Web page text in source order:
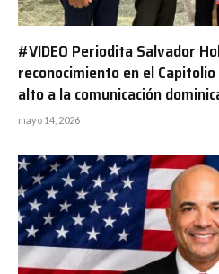
#VIDEO Periodita Salvador
reconocimiento en el
alto a la comunicación
mayo 14, 2026